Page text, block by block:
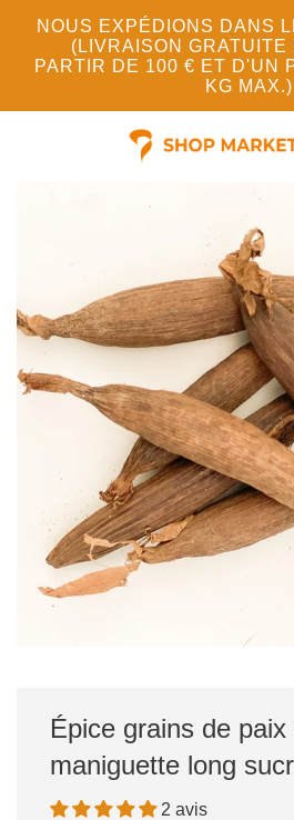
NOUS EXPÉDIONS DANS
(LIVRAISON GRATUITE
PARTIR DE 100 € ET D'UN
KG MAX.)
Épice grains de paix
maniguette long
2 avis